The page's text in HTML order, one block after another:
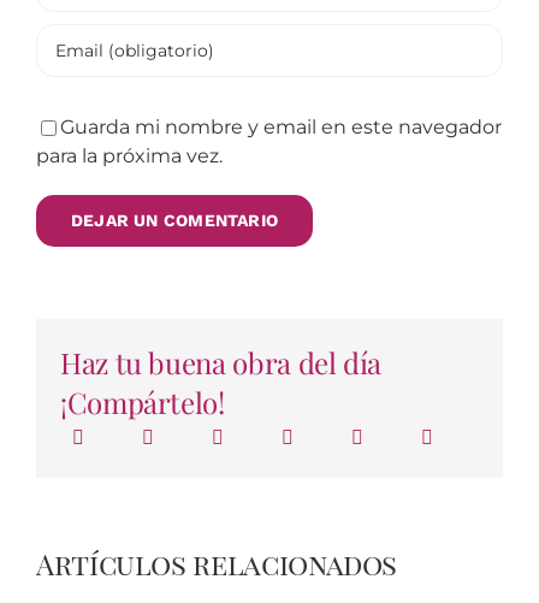
Guarda mi nombre y email en este navegador
para la próxima vez.
Haz tu buena obra del día
¡Compártelo!
Artículos relacionados